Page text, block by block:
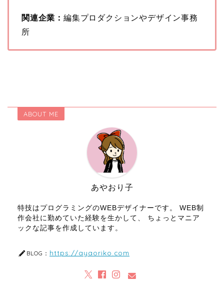
関連企業： 編集プロダクションやデザイン事務
所
ABOUT ME
あやおり子
特技はプログラミングのWEBデザイナーです。 WEB制
作会社に勤めていた経験を生かして、 ちょっとマニア
ックな記事を作成しています。
BLOG： https://ayaoriko.com